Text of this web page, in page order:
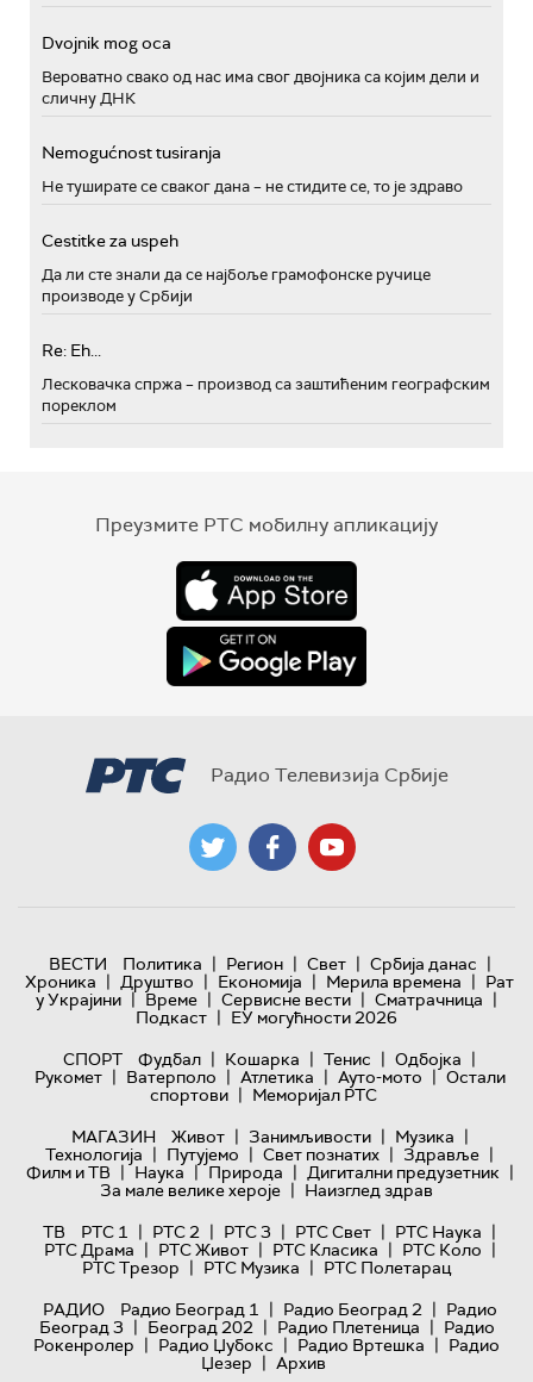
Dvojnik mog oca
Вероватно свако од нас има свог двојника са којим дели и
сличну ДНК
Nemogućnost tusiranja
Не туширате се сваког дана – не стидите се, то је здраво
Cestitke za uspeh
Да ли сте знали да се најбоље грамофонске ручице
производе у Србији
Re: Eh...
Лесковачка спржа – производ са заштићеним географским
пореклом
Преузмите РТС мобилну апликацију
Радио Телевизија Србије
ВЕСТИ Политика | Регион | Свет | Србија данас |
Хроника | Друштво | Економија | Мерила времена | Рат
у Украјини | Време | Сервисне вести | Сматрачница |
Подкаст | ЕУ могућности 2026
СПОРТ
Фудбал | Кошарка | Тенис | Одбојка |
Рукомет | Ватерполо | Атлетика | Ауто-мото | Остали
спортови | Меморијал РТС
МАГАЗИН
Живот | Занимљивости | Музика |
Технологијa | Путујемо | Свет познатих | Здравље |
Филм и ТВ | Наука | Природа | Дигитални предузетник |
За мале велике хероје | Наизглед здрав
ТВ
РТС 1 | РТС 2 | РТС 3 | РТС Свет | РТС Наука |
РТС Драма | РТС Живот | РТС Класика | РТС Коло |
РТС Трезор | РТС Музика | РТС Полетарац
РАДИО
Радио Београд 1 | Радио Београд 2 | Радио
Београд 3 | Београд 202 | Радио Плетеница | Радио
Рокенролер | Радио Џубокс | Радио Вртешка | Радио
Џезер | Архив